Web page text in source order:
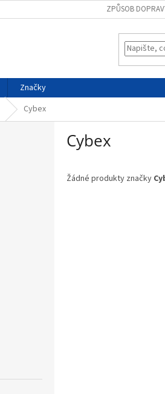
ZPŮSOB
Značky
Cybex
Cybex
Žádné produkty značky